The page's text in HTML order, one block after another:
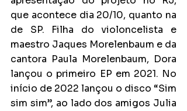
que acontece dia 20/10, quanto na
de SP. Filha do violoncelista e
maestro Jaques Morelenbaum e da
cantora Paula Morelenbaum, Dora
lançou o primeiro EP em 2021. No
início de 2022 lançou o disco “Sim
sim sim”, ao lado dos amigos Julia